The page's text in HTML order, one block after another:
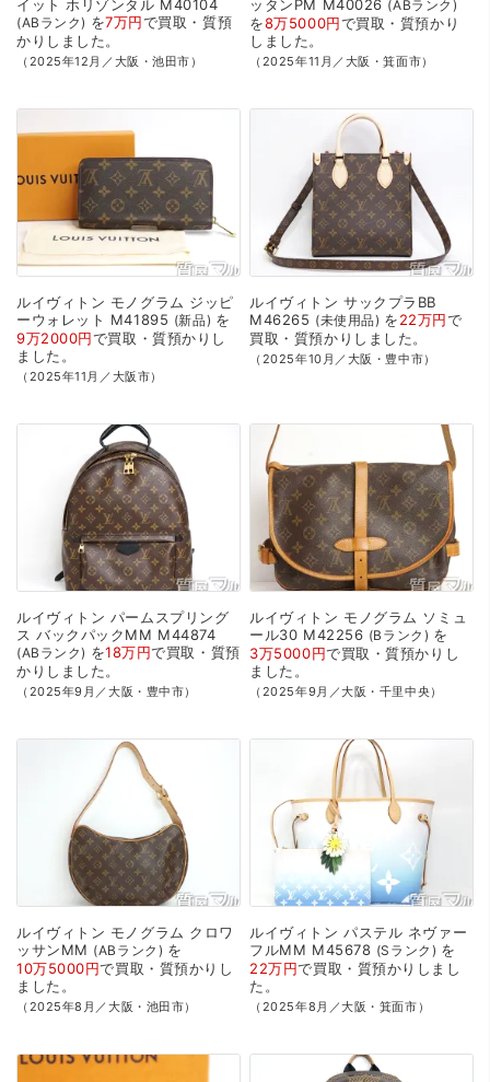
イット ホリゾンタル M40104
ABランク を7万円で買取・質預
かり しました。
（2025年12月／大阪・池田市）
ッタンPM M40026 ABランク
を8万5000円で買取・質預かり
しました。
（2025年11月／大阪・箕面市）
ルイヴィトン モノグラム ジッピ
ーウォレット M41895 新品
を
9万2000円で買取・質預かり し
ました。
（2025年11月／大阪市）
ルイヴィトン サックプラBB
M46265
未使用品 を22万円で
買取・質預かり しました。
（2025年10月／大阪・豊中市）
ルイヴィトン パームスプリング
ス バックパックMM M44874
ABランク を18万円で買取・質預
かり しました。
（2025年9月／大阪・豊中市）
ルイヴィトン モノグラム ソミュ
ール30 M42256 Bランク
を
3万5000円で買取・質預かり し
ました。
（2025年9月／大阪・千里中央）
ルイヴィトン モノグラム クロワ
ッサンMM
ABランク
を
10万5000円で買取・質預かり し
ました。
（2025年8月／大阪・池田市）
ルイヴィトン パステル ネヴァー
フルMM M45678 Sランク
を
22万円で買取・質預かり しまし
た。
（2025年8月／大阪・箕面市）